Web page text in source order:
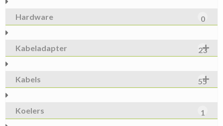
Hardware 0
Kabeladapter 23
Kabels 55
Koelers 1